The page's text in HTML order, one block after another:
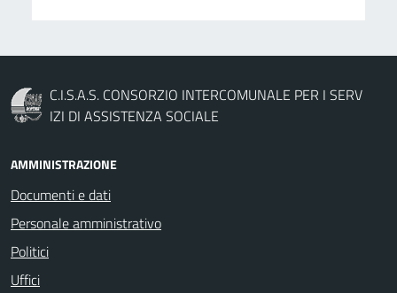
C.I.S.A.S. CONSORZIO INTERCOMUNALE PER I SERV
IZI DI ASSISTENZA SOCIALE
AMMINISTRAZIONE
Documenti e dati
Personale amministrativo
Politici
Uffici